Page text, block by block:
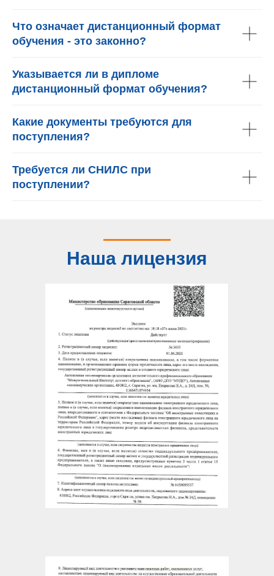
Что означает дистанционный формат
обучения - это законно?
Указывается ли в дипломе
дистанционный формат обучения?
Какие документы требуются для
поступления?
Требуется ли СНИЛС при
поступлении?
Наша лицензия